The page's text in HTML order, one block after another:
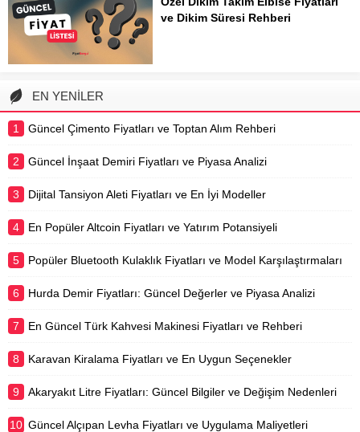
açısından da büyük önem taşır.
Perde dikimi, seçilen kumaşın türüne,
ve Dikim Süresi Rehberi
özel...
EN YENİLER
1 Güncel Çimento Fiyatları ve Toptan Alım Rehberi
2 Güncel İnşaat Demiri Fiyatları ve Piyasa Analizi
3 Dijital Tansiyon Aleti Fiyatları ve En İyi Modeller
4 En Popüler Altcoin Fiyatları ve Yatırım Potansiyeli
5 Popüler Bluetooth Kulaklık Fiyatları ve Model Karşılaştırmaları
6 Hurda Demir Fiyatları: Güncel Değerler ve Piyasa Analizi
7 En Güncel Türk Kahvesi Makinesi Fiyatları ve Rehberi
8 Karavan Kiralama Fiyatları ve En Uygun Seçenekler
9 Akaryakıt Litre Fiyatları: Güncel Bilgiler ve Değişim Nedenleri
10 Güncel Alçıpan Levha Fiyatları ve Uygulama Maliyetleri